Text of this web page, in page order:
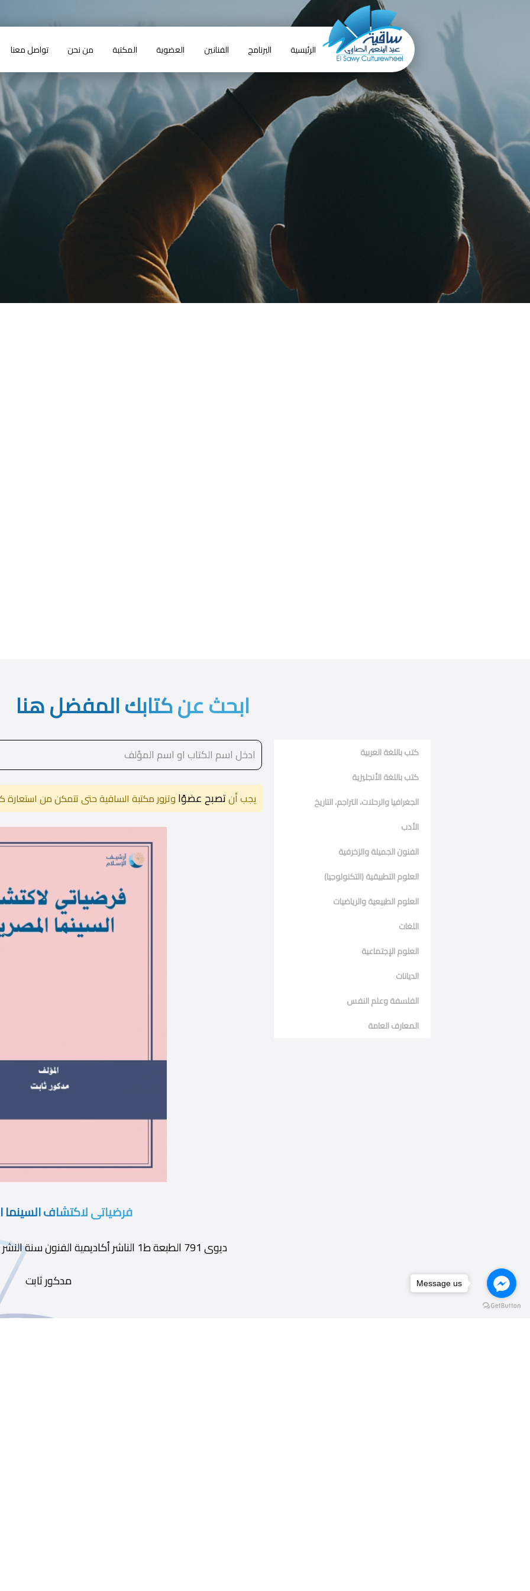
الرئيسية البرنامج الفنانين العضوية المكتبة من نحن تواصل معنا
ابحث عن كتابك المفضل هنا
كتب باللغة العربية
كتب باللغة الأنجليزية
الجغرافيا والرحلات، التراجم، التاريخ
الأدب
الفنون الجميلة والزخرفية
العلوم التطبيقية (التكنولوجيا)
العلوم الطبيعية والرياضيات
اللغات
العلوم الإجتماعية
الديانات
الفلسفة وعلم النفس
المعارف العامة
يجب أنتصبح عضوًا وتزور مكتبة الساقية حتى تتمكن من استعارة
فرضياتى لاكتشاف السينما
ديوى 791 الطبعة ط1 الناشر أكاديمية الفنون سنة النشر 2005 رقم الإيداع 2005-13524
مدكور ثابت
Message us